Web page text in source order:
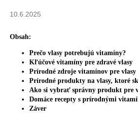
10.6.2025
Obsah:
Prečo vlasy potrebujú vitamíny?
Kľúčové vitamíny pre zdravé vlasy
Prírodné zdroje vitamínov pre vlasy
Prírodné produkty na vlasy, ktoré
Ako si vybrať správny produkt pre
Domáce recepty s prírodnými
Záver
e
u